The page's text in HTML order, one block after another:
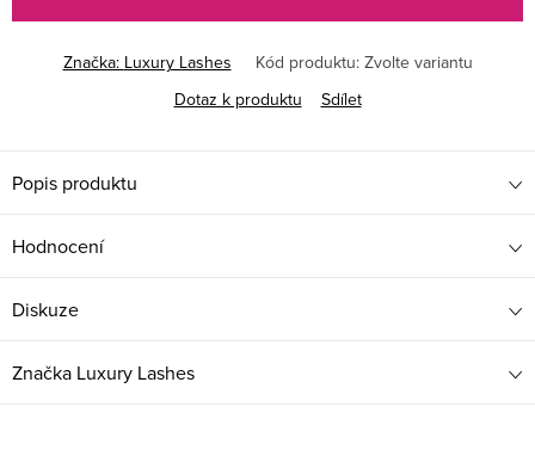
Značka: Luxury Lashes Kód produktu: Zvolte variantu
Dotaz k produktu
Sdílet
Popis produktu
Hodnocení
Diskuze
Značka Luxury Lashes